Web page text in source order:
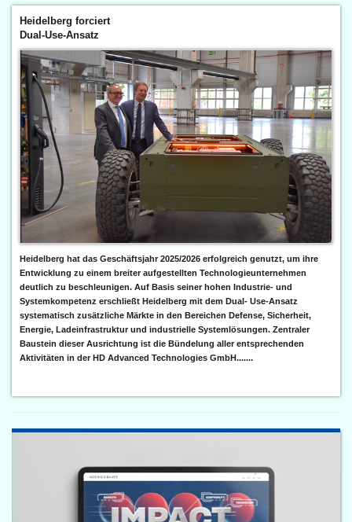
Heidelberg forciert
Dual-Use-Ansatz
Heidelberg hat das Geschäftsjahr 2025/2026 erfolgreich genutzt, um ihre
Entwicklung zu einem breiter aufgestellten Technologieunternehmen
deutlich zu beschleunigen. Auf Basis seiner hohen Industrie- und
Systemkompetenz erschließt Heidelberg mit dem Dual- Use-Ansatz
systematisch zusätzliche Märkte in den Bereichen Defense, Sicherheit,
Energie, Ladeinfrastruktur und industrielle Systemlösungen. Zentraler
Baustein dieser Ausrichtung ist die Bündelung aller entsprechenden
Aktivitäten in der HD Advanced Technologies GmbH.......